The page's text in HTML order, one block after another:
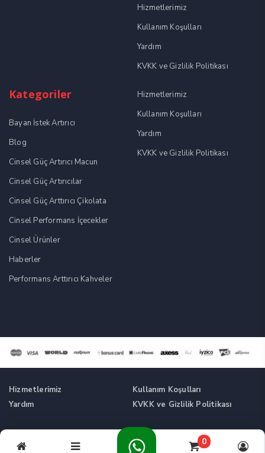
0
Hizmetlerimiz
Kullanım Koşulları
Yardım
KVKK ve Gizlilik Politikası
Kategoriler
Bayan İstek Artırıcı
Blog
Cinsel Güç Artırıcı Macun
Cinsel Güç Artırıcılar
Cinsel Güç Arttırıcı Çikolata
Cinsel Performans İçecekler
Cinsel Ürünler
Haberler
Performans Arttırıcı Kahveler
Hizmetlerimiz
Kullanım Koşulları
Yardım
KVKK ve Gizlilik Politikası
Hizmetlerimiz
Kullanım Koşulları
Yardım
KVKK ve Gizlilik Politikası
Tüm Hakları Saklıdır. © Cinsel Güç Artırıcı Takviyeler -
Cikolatalikahve.com